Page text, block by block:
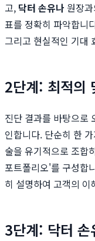
고, 닥터 손유나 원장
표를 정확히 파악합니
그리고 현실적인 기대
2단계: 최적의
진단 결과를 바탕으로
인합니다. 단순히 한
술을 유기적으로 조합
포트폴리오'를 구성합
히 설명하여 고객의 이
3단계: 닥터 손